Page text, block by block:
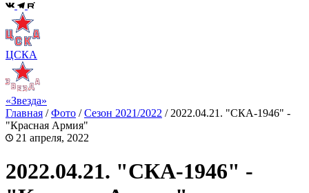
ЦСКА
«Звезда»
Главная /Фото /Сезон 2021/2022 / 2022.04.21. "СКА-1946" -
"Красная Армия"
21 апреля, 2022
2022.04.21. "СКА-1946" -